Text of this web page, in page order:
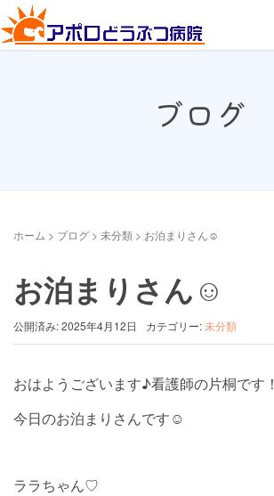
ブログ
ホーム > ブログ > 未分類 > お泊まりさん☺︎
お泊まりさん☺︎
公開済み: 2025年4月12日 カテゴリー:未分類
おはようございます♪看護師の片桐です！
今日のお泊まりさんです☺︎
ララちゃん♡